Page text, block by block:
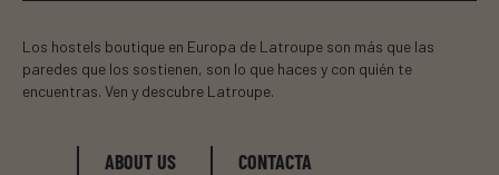
Los hostels boutique en Europa de Latroupe son más que las
paredes que los sostienen, son lo que haces y con quién te
encuentras. Ven y descubre Latroupe.
ABOUT US
CONTACTA